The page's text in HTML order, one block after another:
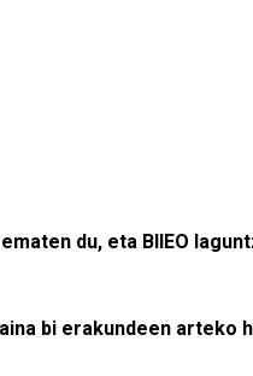
du, eta BIIEO
bi erakundeen arteko